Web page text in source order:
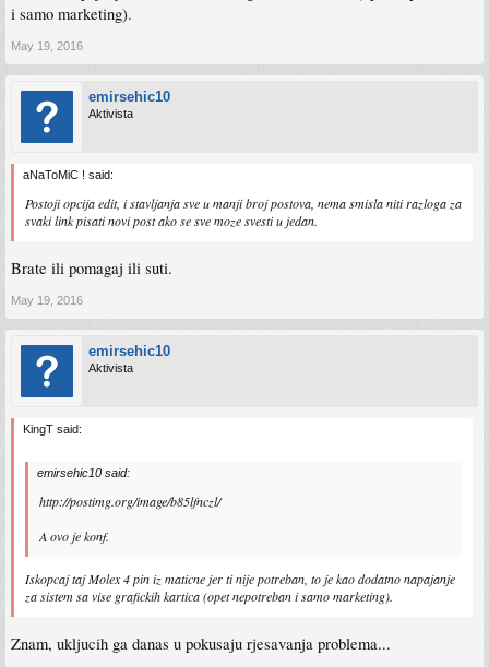
i samo marketing).
May 19, 2016
emirsehic10
Aktivista
aNaToMiC ! said:
Postoji opcija edit, i stavljanja sve u manji broj postova, nema smisla niti razloga za
svaki link pisati novi post ako se sve moze svesti u jedan.
Brate ili pomagaj ili suti.
May 19, 2016
emirsehic10
Aktivista
KingT said:
emirsehic10 said:
http://postimg.org/image/b85lfnczl/
A ovo je konf.
Iskopcaj taj Molex 4 pin iz maticne jer ti nije potreban, to je kao dodatno napajanje
za sistem sa vise grafickih kartica (opet nepotreban i samo marketing).
Znam, ukljucih ga danas u pokusaju rjesavanja problema...